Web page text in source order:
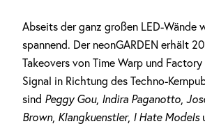
Abseits der ganz großen LED-Wände
spannend. Der neonGARDEN erhält
Takeovers von Time Warp und
Signal in Richtung des Techno-
sind Peggy Gou, Indira Paganotto,
Brown, Klangkuenstler, I Hate Models